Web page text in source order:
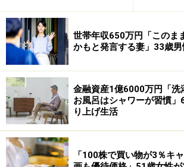
うですが、実際の配分はより守りを
割、リスク資産4割」。
理由として「以前、少額の株取引で急
中もスマホの画面が気になってしまっ
た。その経験から今は何よりも『夜
と』を最優先しています。家族を抱え
の変動で一喜一憂するストレスを抱え
安心感を選びます」と話すトモパパさん
世帯年収650万円「このま
かもと発言する妻」33歳
金融資産1億6000万円「洗
お風呂はシャワーが習慣
り上げ生活
「100株で買い物が3％キ